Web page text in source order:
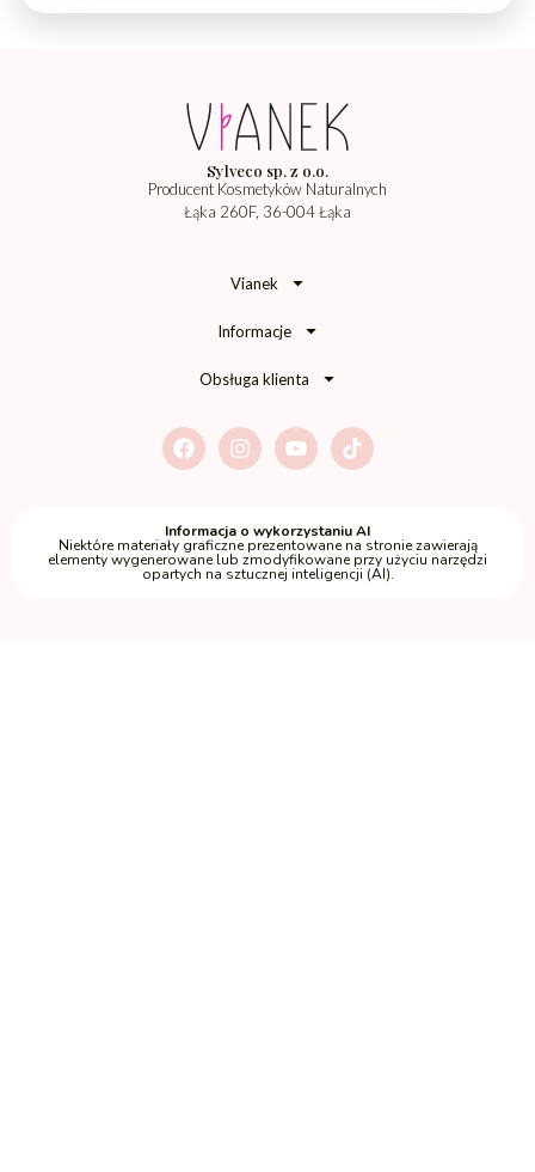
Sylveco sp. z o.o.
Producent Kosmetyków Naturalnych
Łąka 260F, 36-004 Łąka
Vianek
Informacje
Obsługa klienta
Informacja o wykorzystaniu AI
Niektóre materiały graficzne prezentowane na stronie zawierają
elementy wygenerowane lub zmodyfikowane przy użyciu narzędzi
opartych na sztucznej inteligencji (AI).